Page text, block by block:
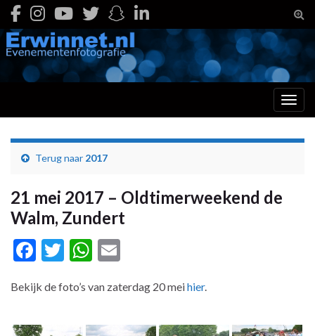
Terug naar 2017
21 mei 2017 – Oldtimerweekend de
Walm, Zundert
Facebook
TwitterWhatsApp
Bekijk de foto’s van zaterdag 20 meihier.